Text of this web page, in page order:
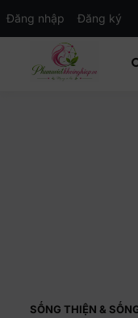
SỐNG THIỆN &
Đăng nhập Đăng ký